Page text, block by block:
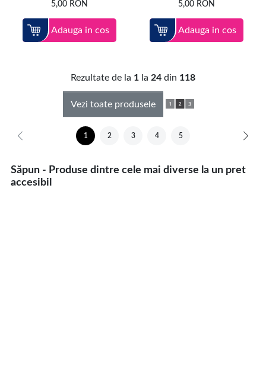
5,00 RON
Adauga in cos
5,00 RON
Adauga in cos
Rezultate de la 1 la 24 din 118
Vezi toate produsele
1 2 3 4 5
Săpun - Produse dintre cele mai diverse la un pret
accesibil